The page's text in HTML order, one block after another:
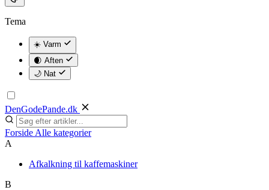
Tema
☀️ Varm
🌒 Aften
🌙 Nat
DenGodePande.dk
Forside Alle kategorier
A
Afkalkning til kaffemaskiner
B